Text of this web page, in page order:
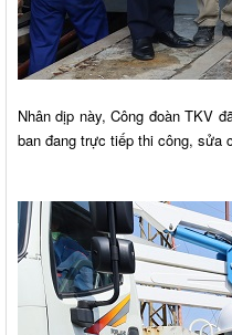
Nhân dịp này, Công đoàn TKV
ban đang trực tiếp thi công, sửa